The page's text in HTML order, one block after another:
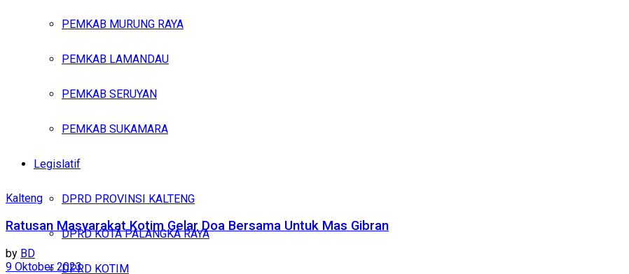
PEMKAB MURUNG RAYA
PEMKAB LAMANDAU
PEMKAB SERUYAN
PEMKAB SUKAMARA
Legislatif
DPRD PROVINSI KALTENG
DPRD KOTA PALANGKA RAYA
DPRD KOTIM
Kalteng
Ratusan Masyarakat Kotim Gelar Doa Bersama Untuk Mas Gibran
by BD
9 Oktober 2023